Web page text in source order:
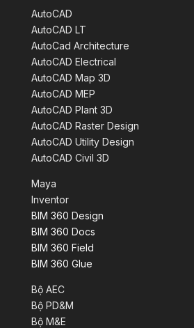
AutoCAD
AutoCAD LT
AutoCad Architecture
AutoCAD Electrical
AutoCAD Map 3D
AutoCAD MEP
AutoCAD Plant 3D
AutoCAD Raster Design
AutoCAD Utility Design
AutoCAD Civil 3D
Maya
Inventor
BIM 360 Design
BIM 360 Docs
BIM 360 Field
BIM 360 Glue
Bộ AEC
Bộ PD&M
Bộ M&E